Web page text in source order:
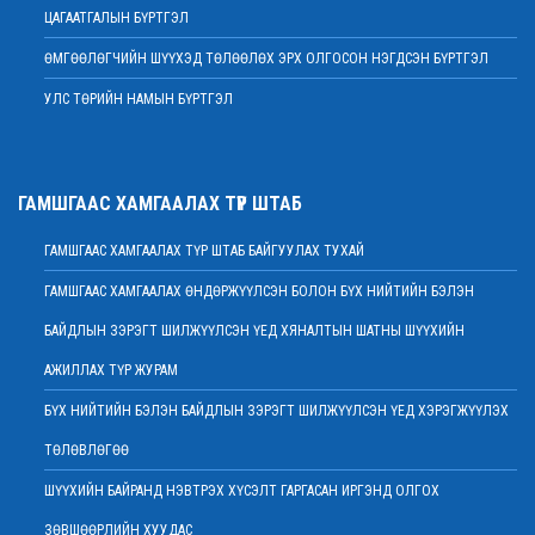
МЭНДЧИЛГЭЭ
2022 оны 02 сарын 01
Дээд шүүхийн Тамгын газрын ажилтнуудын 82 хувь нь ХАСХОМ мэдүүлээд
МЭДЭГДЭЛ
2022 оны 01 сарын 20
Ерөнхий шүүгч Д.Ганзориг Европын Холбооноос Монгол Улсад суугаа
Элчин сайдтай хамтын ажиллагааны талаар санал солилцов
2022 оны 01 сарын 19
Үндсэн хуулийн цэцийн гишүүнд нэр дэвшигчийн материал хүлээн авах
2022 оны 01 сарын 19
Улсын дээд шүүхийн дэргэдэх Шүүхийн сургалт, судалгаа, мэдээллийн
ЦАГААТГАЛЫН БҮРТГЭЛ
ӨМГӨӨЛӨГЧИЙН ШҮҮХЭД ТӨЛӨӨЛӨХ ЭРХ ОЛГОСОН НЭГДСЭН БҮРТГЭЛ
УЛС ТӨРИЙН НАМЫН БҮРТГЭЛ
ГАМШГААС ХАМГААЛАХ ТҮР ШТАБ
ГАМШГААС ХАМГААЛАХ ТҮР ШТАБ БАЙГУУЛАХ ТУХАЙ
ГАМШГААС ХАМГААЛАХ ӨНДӨРЖҮҮЛСЭН БОЛОН БҮХ НИЙТИЙН БЭЛЭН
БАЙДЛЫН ЗЭРЭГТ ШИЛЖҮҮЛСЭН ҮЕД ХЯНАЛТЫН ШАТНЫ ШҮҮХИЙН
АЖИЛЛАХ ТҮР ЖУРАМ
БҮХ НИЙТИЙН БЭЛЭН БАЙДЛЫН ЗЭРЭГТ ШИЛЖҮҮЛСЭН ҮЕД ХЭРЭГЖҮҮЛЭХ
ТӨЛӨВЛӨГӨӨ
ШҮҮХИЙН БАЙРАНД НЭВТРЭХ ХҮСЭЛТ ГАРГАСАН ИРГЭНД ОЛГОХ
ЗӨВШӨӨРЛИЙН ХУУДАС